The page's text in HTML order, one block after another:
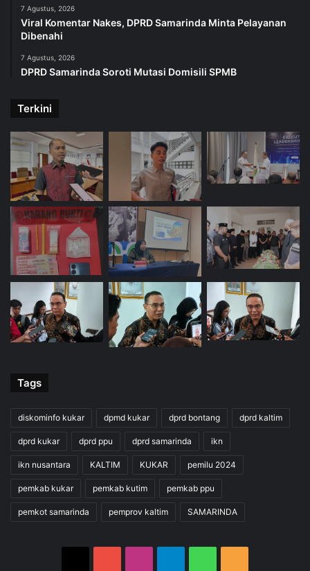
7 Agustus, 2026
Viral Komentar Nakes, DPRD Samarinda Minta Pelayanan
Dibenahi
7 Agustus, 2026
DPRD Samarinda Soroti Mutasi Domisili SPMB
Terkini
Tags
diskominfo kukar dpmd kukar dprd bontang dprd kaltim
dprd kukar dprd ppu dprd samarinda ikn
ikn nusantara KALTIM KUKAR pemilu 2024
pemkab kukar pemkab kutim pemkab ppu
pemkot samarinda pemprov kaltim SAMARINDA